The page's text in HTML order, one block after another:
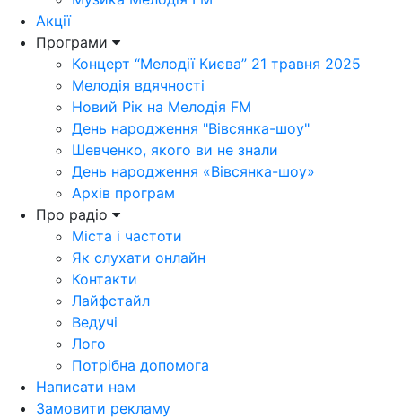
Акції
Програми
Концерт “Мелодії Києва” 21 травня 2025
Мелодія вдячності
Новий Рік на Мелодія FM
День народження "Вівсянка-шоу"
Шевченко, якого ви не знали
День народження «Вівсянка-шоу»
Архів програм
Про радіо
Міста і частоти
Як слухати онлайн
Контакти
Лайфстайл
Ведучі
Лого
Потрібна допомога
Написати нам
Замовити рекламу